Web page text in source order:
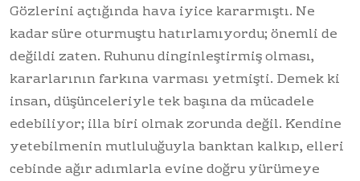
Gözlerini açtığında hava iyice kararmıştı. Ne
kadar süre oturmuştu hatırlamıyordu; önemli de
değildi zaten. Ruhunu dinginleştirmiş olması,
kararlarının farkına varması yetmişti. Demek ki
insan, düşünceleriyle tek başına da mücadele
edebiliyor; illa biri olmak zorunda değil. Kendine
yetebilmenin mutluluğuyla banktan kalkıp, elleri
cebinde ağır adımlarla evine doğru yürümeye